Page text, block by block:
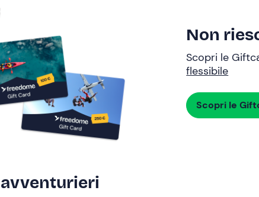
Non
Scopri le
flessibile
Scopri le